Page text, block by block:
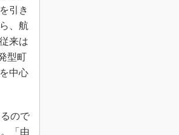
引き
、航
来は
型町
中心
ので
「由